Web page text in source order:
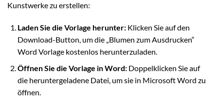
Kunstwerke zu erstellen:
Laden Sie die Vorlage herunter:Klicken Sie auf den
Download-Button, um die „Blumen zum Ausdrucken“
Word Vorlage kostenlos herunterzuladen.
Öffnen Sie die Vorlage in Word:Doppelklicken Sie auf
die heruntergeladene Datei, um sie in Microsoft Word zu
öffnen.